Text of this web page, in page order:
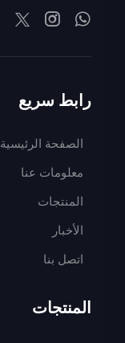
رابط سريع
الصفحة الرئيسية
معلومات عنا
المنتجات
الأخبار
اتصل بنا
المنتجات